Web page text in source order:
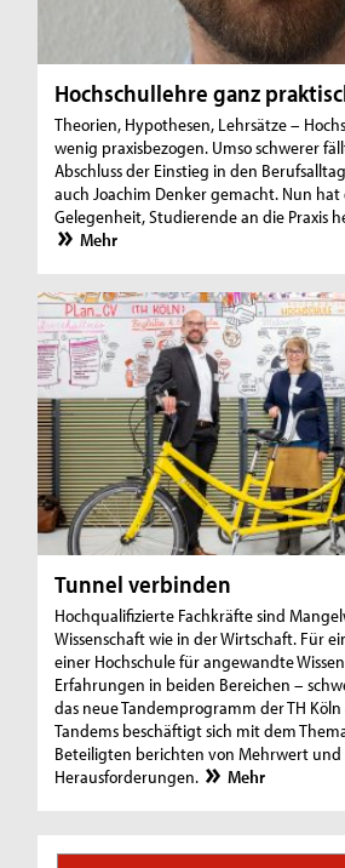
Hochschullehre ganz
Theorien, Hypothesen, Lehrsätze –
wenig praxisbezogen. Umso schwerer
Abschluss der Einstieg in den
auch Joachim Denker gemacht. Nun hat
Gelegenheit, Studierende an die Praxis
Mehr
Tunnel verbinden
Hochqualifizierte Fachkräfte sind
Wissenschaft wie in der Wirtschaft. Für
einer Hochschule für angewandte
Erfahrungen in beiden Bereichen –
das neue Tandemprogramm der TH
Tandems beschäftigt sich mit dem
Beteiligten berichten von Mehrwert und
Herausforderungen.
Mehr